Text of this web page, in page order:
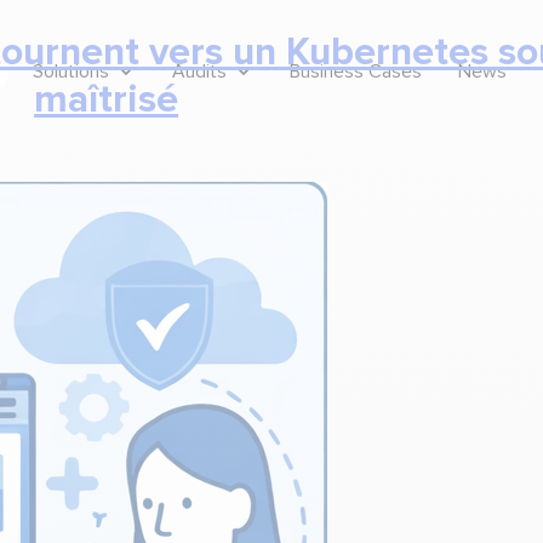
Solutions Audits Business Cases News
vers un Kubernetes
maîtrisé